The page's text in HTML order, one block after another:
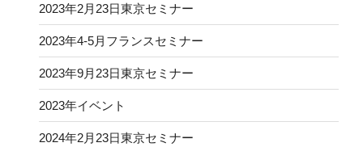
2023年2月23日東京セミナー
2023年4-5月フランスセミナー
2023年9月23日東京セミナー
2023年イベント
2024年2月23日東京セミナー